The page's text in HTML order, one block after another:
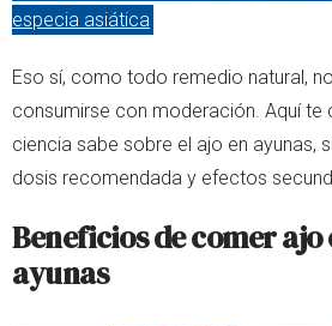
especia asiática
Eso sí, como todo remedio natural,
consumirse con moderación. Aquí te
ciencia sabe sobre el ajo en ayunas,
dosis recomendada y efectos
Beneficios de comer
ayunas